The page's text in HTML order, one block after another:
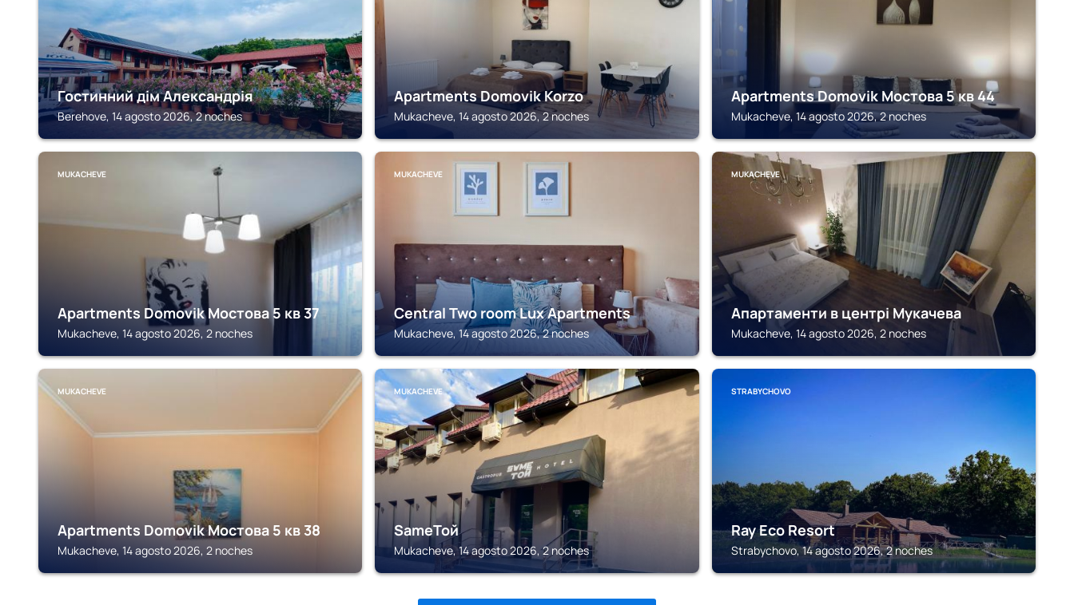
Гостинний дім Александрія
Berehove, 14 agosto 2026, 2 noches
Apartments Domovik Korzo
Mukacheve, 14 agosto 2026, 2 noches
Apartments Domovik Мостова 5 кв 44
Mukacheve, 14 agosto 2026, 2 noches
MUKACHEVE
Apartments Domovik Мостова 5 кв 37
Mukacheve, 14 agosto 2026, 2 noches
MUKACHEVE
Central Two room Lux Apartments
Mukacheve, 14 agosto 2026, 2 noches
MUKACHEVE
Апартаменти в центрі Мукачева
Mukacheve, 14 agosto 2026, 2 noches
MUKACHEVE
Apartments Domovik Мостова 5 кв 38
Mukacheve, 14 agosto 2026, 2 noches
MUKACHEVE
SameТой
Mukacheve, 14 agosto 2026, 2 noches
STRABYCHOVO
Ray Eco Resort
Strabychovo, 14 agosto 2026, 2 noches